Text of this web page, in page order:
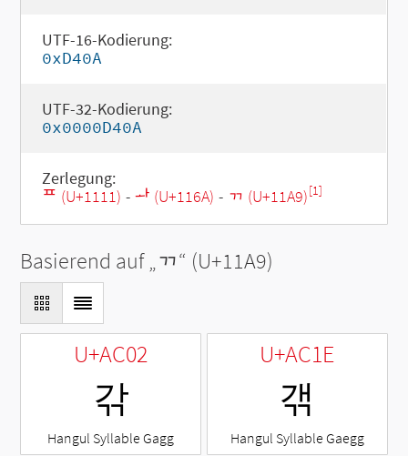
UTF-16-Kodierung:
0xD40A
UTF-32-Kodierung:
0x0000D40A
Zerlegung:
ᄑ (U+1111) - ᅪ (U+116A) - ᆩ (U+11A9)[1]
Basierend auf „ᆩ“ (U+11A9)
U+AC02
갂
Hangul Syllable Gagg
U+AC1E
갞
Hangul Syllable Gaegg